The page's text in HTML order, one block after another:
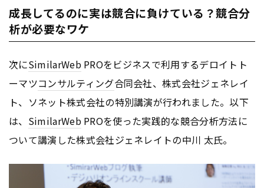
成長してるのに実は競合に負けている？競合分
析が必要なワケ
次にSimilarWebPROをビジネスで利用するデロイトト
ーマツコンサルティング合同会社、株式会社ジェネレイ
ト、ソネット株式会社の特別講演が行われました。以下
は、 SimilarWebPROを使った実践的な競合分析方法に
ついて講演した株式会社ジェネレイトの中川 太氏。